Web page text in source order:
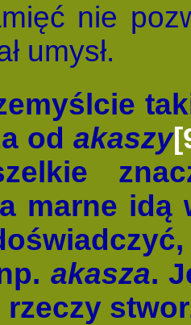
nie
umysł.
od akaszy
marne idą
akasza.